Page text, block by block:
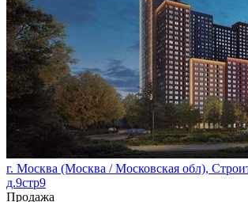
г. Москва (Москва / Московская обл),
д.9стр9
Продажа